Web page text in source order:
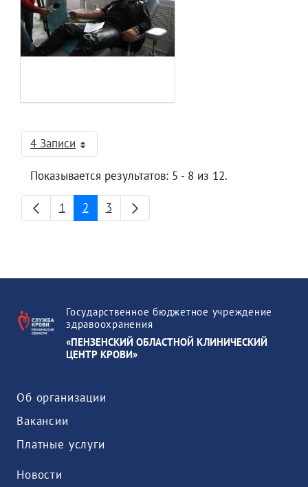
4 ЗаписиНа страницу
Показывается результатов: 5 - 8 из 12.
Страница
1 Страница
2 Страница
3
Государственное бюджетное учреждение
здравоохранения
«ПЕНЗЕНСКИЙ ОБЛАСТНОЙ КЛИНИЧЕСКИЙ
ЦЕНТР КРОВИ»
Об организации
Вакансии
Платные услуги
Новости